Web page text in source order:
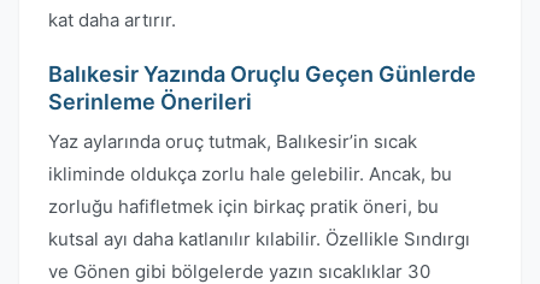
kat daha artırır.
Balıkesir Yazında Oruçlu Geçen Günlerde
Serinleme Önerileri
Yaz aylarında oruç tutmak, Balıkesir’in sıcak
ikliminde oldukça zorlu hale gelebilir. Ancak, bu
zorluğu hafifletmek için birkaç pratik öneri, bu
kutsal ayı daha katlanılır kılabilir. Özellikle Sındırgı
ve Gönen gibi bölgelerde yazın sıcaklıklar 30